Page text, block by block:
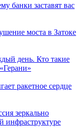
банки заставят вас
моста в Затоке
день. Кто такие
ракетное сердце
зеркально
инфраструктуре